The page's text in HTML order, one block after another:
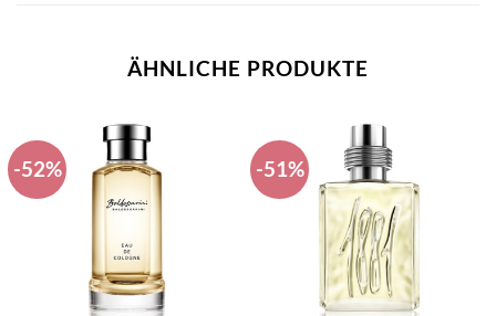
ÄHNLICHE PRODUKTE
-52% -51%